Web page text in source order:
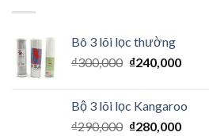
Bô 3 lõi lọc thường
₫300,000 ₫240,000
Bộ 3 lõi lọc Kangaroo
₫290,000 ₫280,000